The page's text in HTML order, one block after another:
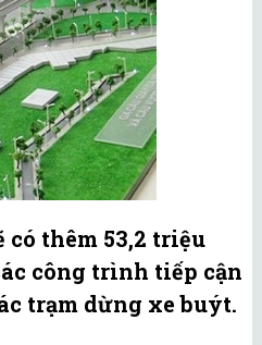
có thêm 53,2 triệu
công trình tiếp cận
trạm dừng xe buýt.